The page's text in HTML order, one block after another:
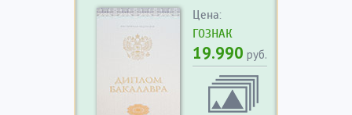
Цена:
ГОЗНАК
19.990 руб.